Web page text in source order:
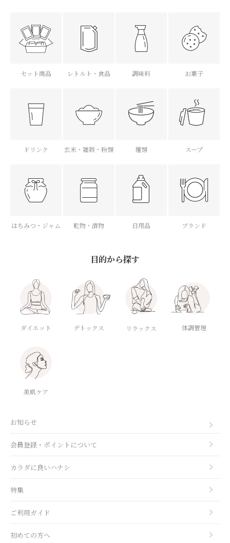
セット商品 レトルト・食品 調味料 お菓子
ドリンク 玄米・雑穀・粉類 麺類 スープ
はちみつ・ジャム 乾物・漬物 日用品 ブランド
目的から探す
ダイエット デトックス リラックス 体調管理
美肌ケア
お知らせ
会員登録・ポイントについて
カラダに良いハナシ
特集
ご利用ガイド
初めての方へ